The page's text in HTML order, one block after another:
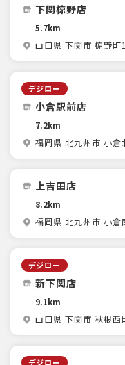
下関椋野店
5.7km
山口県 下関市 椋野
デジロー
小倉駅前店
7.2km
福岡県 北九州市 小倉
上吉田店
8.2km
福岡県 北九州市 小
デジロー
新下関店
9.1km
山口県 下関市 秋根
デジロー